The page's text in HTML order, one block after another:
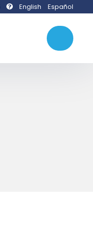
English Español